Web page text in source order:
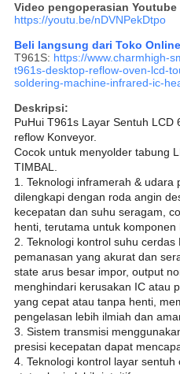
Video pengoperasian Youtube
https://youtu.be/nDVNPekDtpo
Beli langsung dari Toko
T961S: https://www.charmhigh-
t961s-desktop-reflow-oven-lcd-
soldering-machine-infrared-ic-
Deskripsi:
PuHui T961s Layar Sentuh
reflow Konveyor.
Cocok untuk menyolder tabung
TIMBAL.
1. Teknologi inframerah & udara
dilengkapi dengan roda angin
kecepatan dan suhu seragam,
henti, terutama untuk komponen
2. Teknologi kontrol suhu
pemanasan yang akurat dan
state arus besar impor, output
menghindari kerusakan IC atau
yang cepat atau tanpa henti,
pengelasan lebih ilmiah dan
3. Sistem transmisi
presisi kecepatan dapat
4. Teknologi kontrol layar